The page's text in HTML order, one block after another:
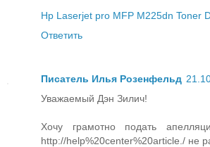
Hp Laserjet pro MFP M225dn Toner
Ответить
Писатель Илья Розенфельд
Уважаемый Дэн Зилич!
Хочу грамотно подать
http://help%20center%20article./ не